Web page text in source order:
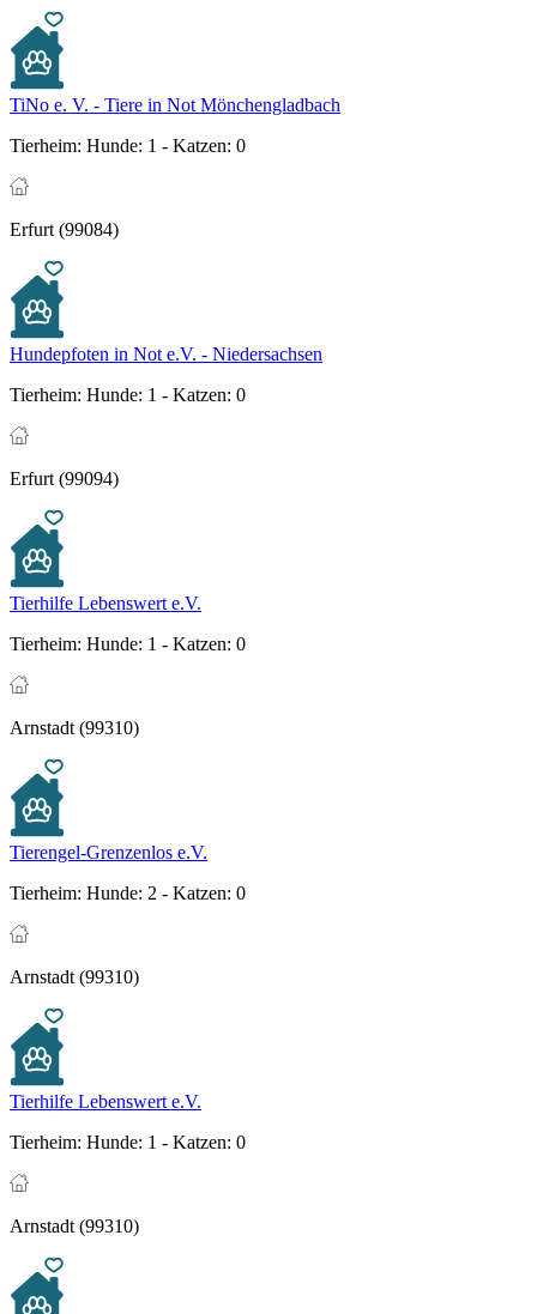
TiNo e. V. - Tiere in Not Mönchengladbach
Tierheim: Hunde: 1 - Katzen: 0
Erfurt (99084)
Hundepfoten in Not e.V. - Niedersachsen
Tierheim: Hunde: 1 - Katzen: 0
Erfurt (99094)
Tierhilfe Lebenswert e.V.
Tierheim: Hunde: 1 - Katzen: 0
Arnstadt (99310)
Tierengel-Grenzenlos e.V.
Tierheim: Hunde: 2 - Katzen: 0
Arnstadt (99310)
Tierhilfe Lebenswert e.V.
Tierheim: Hunde: 1 - Katzen: 0
Arnstadt (99310)